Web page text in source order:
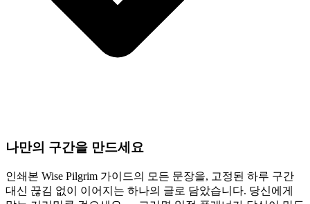
나만의 구간을 만드세요
인쇄본 Wise Pilgrim 가이드의 모든 문장을, 고정된 하루 구간
대신 끊김 없이 이어지는 하나의 글로 담았습니다. 당신에게